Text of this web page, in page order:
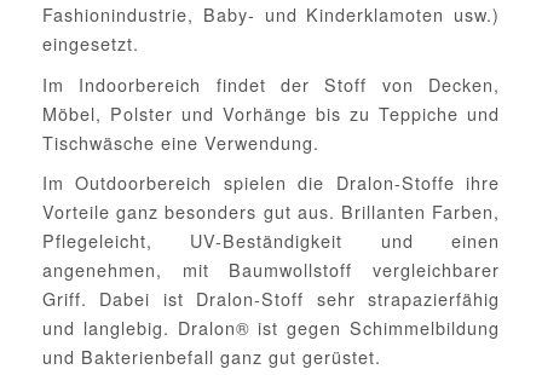
Fashionindustrie, Baby- und Kinderklamoten usw.)
eingesetzt.
Im Indoorbereich findet der Stoff von Decken,
Möbel, Polster und Vorhänge bis zu Teppiche und
Tischwäsche eine Verwendung.
Im Outdoorbereich spielen die Dralon-Stoffe ihre
Vorteile ganz besonders gut aus. Brillanten Farben,
Pflegeleicht, UV-Beständigkeit und einen
angenehmen, mit Baumwollstoff vergleichbarer
Griff. Dabei ist Dralon-Stoff sehr strapazierfähig
und langlebig. Dralon® ist gegen Schimmelbildung
und Bakterienbefall ganz gut gerüstet.